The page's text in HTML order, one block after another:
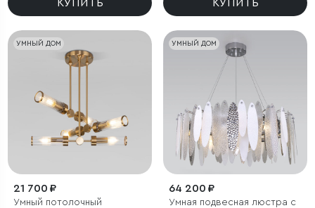
КУПИТЬ КУПИТЬ
УМНЫЙ ДОМ
21 700 ₽
Умный потолочный
УМНЫЙ ДОМ
64 200 ₽
Умная подвесная люстра с